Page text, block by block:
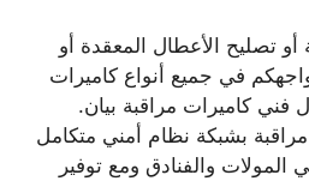
تصليح الأعطال المعقدة أو
في جميع أنواع كاميرات
فني كاميرات مراقبة بيان.
بشبكة نظام أمني متكامل
والفنادق ومع توفير